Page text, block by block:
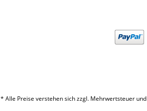
* Alle Preise verstehen sich zzgl. Mehrwertsteuer und